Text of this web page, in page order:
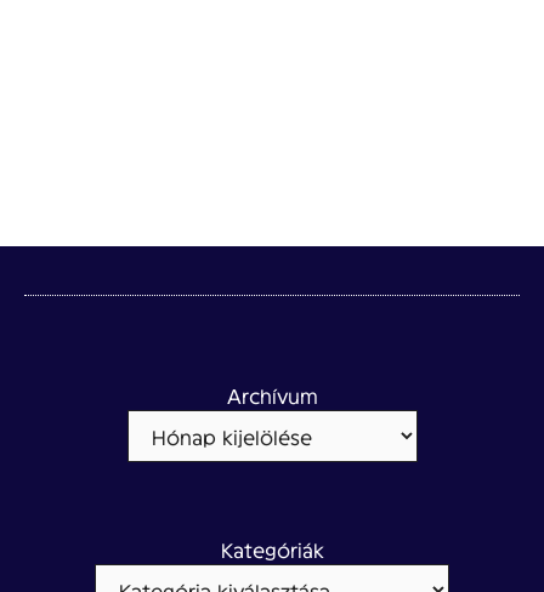
Archívum
Kategóriák